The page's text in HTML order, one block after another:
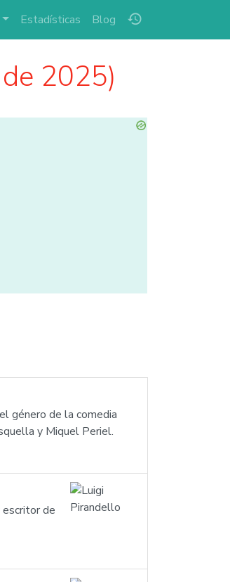
history
Estadísticas Blog
2025)
género de la comedia
y Miquel Periel.
de